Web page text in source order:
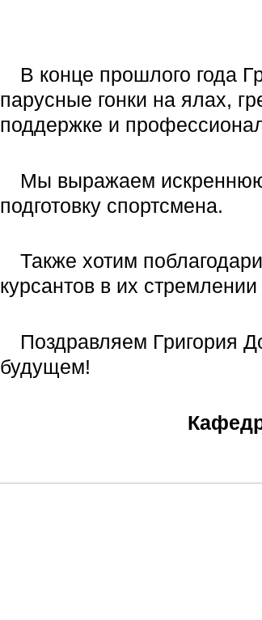
В конце прошлого года
парусные гонки на ялах,
поддержке и
Мы выражаем искреннюю
подготовку спортсмена.
Также хотим
курсантов в их
Поздравляем Григория
будущем!